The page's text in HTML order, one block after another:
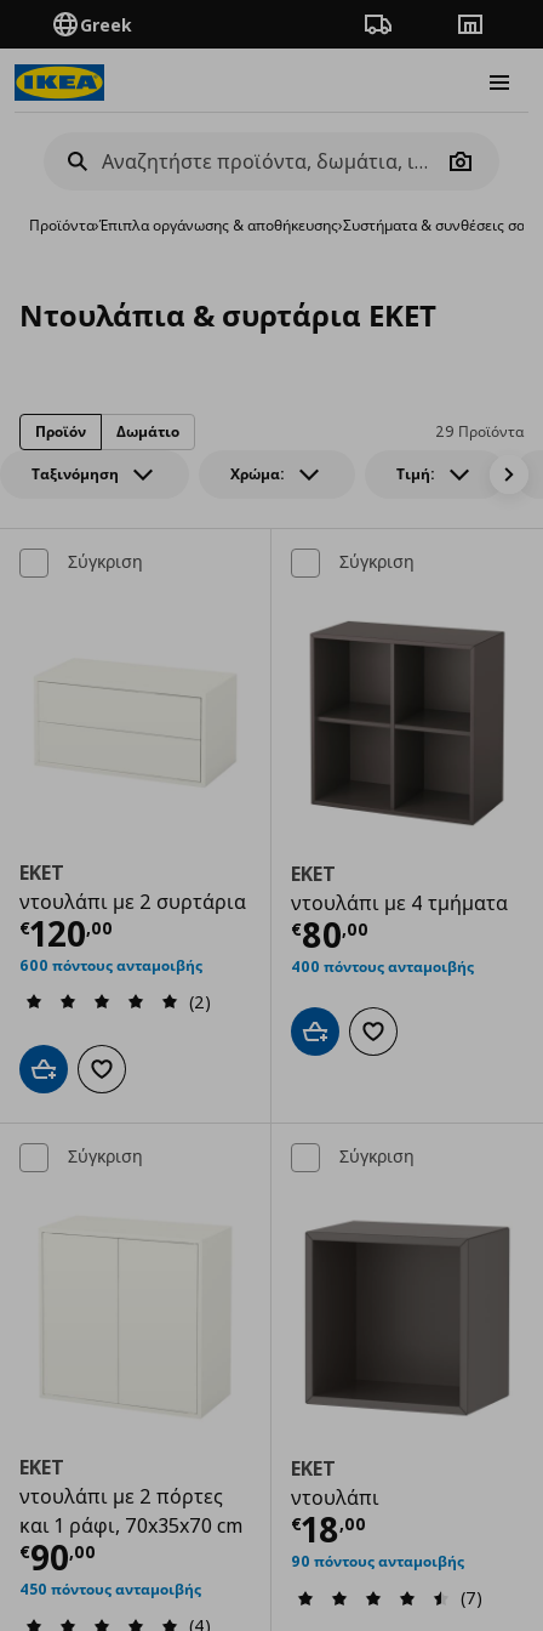
Greek Πορεία παραγγελίας
Camera
Προϊόντα›Έπιπλα οργάνωσης & αποθήκευσης›Συστήματα & συνθέσεις
Ντουλάπια & συρτάρια ΕΚΕΤ
Ταξινόμηση Χρώμα: Τιμή:
29 Προϊόντα
Προϊόν Δωμάτιο
Σύγκριση
EKET
ντουλάπι με 2 συρτάρια
€120,00
Τρέχουσα τιμή € 120,00
600 πόντους ανταμοιβής
(2)
Προσθήκη στο καλάθι
Προσθήκη στα αγαπημένα
Σύγκριση
EKET
ντουλάπι με 4 τμήματα
€80,00
Τρέχουσα
400 πόντους ανταμοιβής
Προσθήκη στο καλάθι
Προσθήκη στα
Σύγκριση
EKET
ντουλάπι με 2 πόρτες
και 1 ράφι, 70x35x70 cm
€90,00
Τρέχουσα τιμή € 90,00
450 πόντους ανταμοιβής
(4)
Σύγκριση
EKET
ντουλάπι
€18,00
Τρέχουσα
90 πόντους ανταμοιβής
(7)